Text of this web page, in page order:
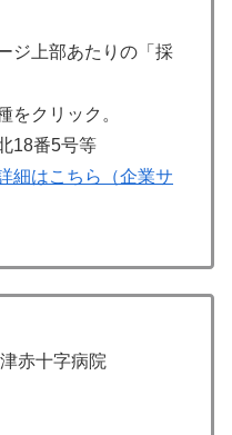
ジ上部あたりの「採
をクリック。
18番5号等
細はこちら（企業サ
赤十字病院